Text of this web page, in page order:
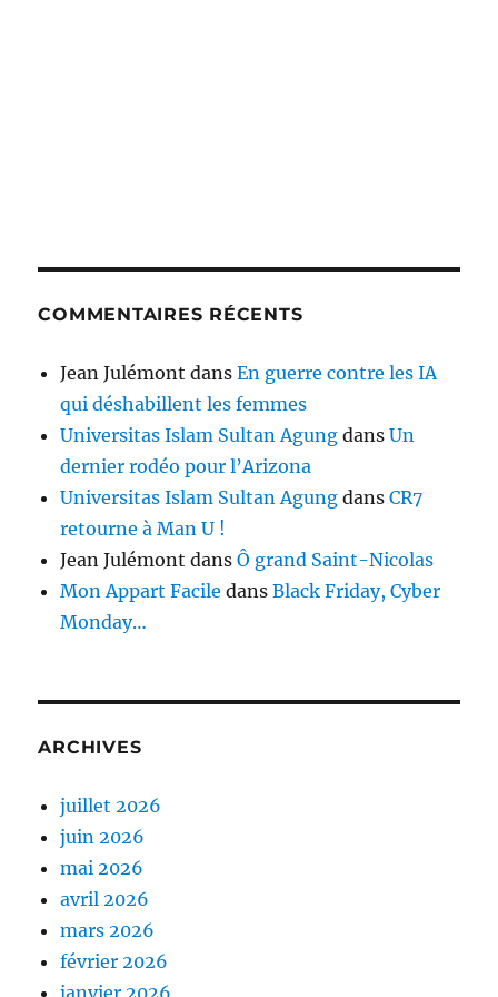
COMMENTAIRES RÉCENTS
Jean Julémont dansEn guerre contre les IA
qui déshabillent les femmes
Universitas Islam Sultan Agung dansUn
dernier rodéo pour l’Arizona
Universitas Islam Sultan Agung dansCR7
retourne à Man U !
Jean Julémont dansÔ grand Saint-Nicolas
Mon Appart Facile dansBlack Friday, Cyber
Monday…
ARCHIVES
juillet 2026
juin 2026
mai 2026
avril 2026
mars 2026
février 2026